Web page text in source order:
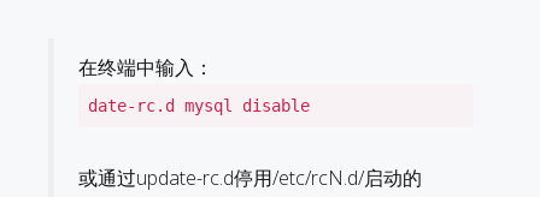
在终端中输入：
date-rc.d mysql disable
或通过update-rc.d停用/etc/rcN.d/启动的